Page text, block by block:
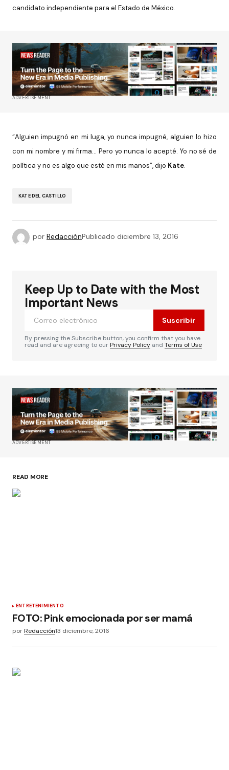
candidato independiente para el Estado de México.
ADVERTISEMENT
“Alguien impugnó en mi luga, yo nunca impugné, alguien lo hizo
con mi nombre y mi firma… Pero yo nunca lo acepté. Yo no sé de
política y no es algo que esté en mis manos”, dijo Kate.
KATE DEL CASTILLO
por RedacciónPublicado diciembre 13, 2016
Keep Up to Date with the Most
Important News
Suscribir
By pressing the Subscribe button, you confirm that you have
read and are agreeing to ourPrivacy Policy and Terms of Use
ADVERTISEMENT
READ MORE
ENTRETENIMIENTO
FOTO: Pink emocionada por ser mamá
porRedacción13 diciembre, 2016